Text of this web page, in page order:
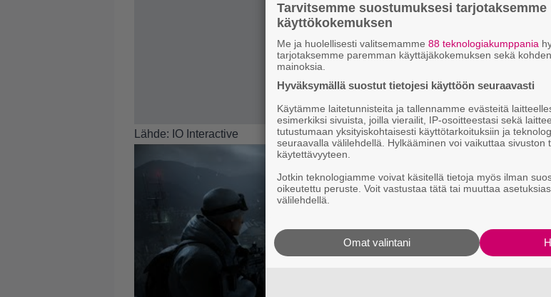
Lähde: IO Interactive
Tarvitsemme suostumuksesi
käyttökokemuksen
Me ja huolellisesti valitsemamme 88 teknologiakumppania
tarjotaksemme paremman käyttäjäkokemuksen sekä
mainoksia.
Hyväksymällä suostut tietojesi käyttöön seuraavasti
Käytämme laitetunnisteita ja tallennamme evästeitä
esimerkiksi sivuista, joilla vierailit, IP-osoitteestasi sekä
tutustumaan yksityiskohtaisesti käyttötarkoituksiin ja
seuraavalla välilehdellä. Hylkääminen voi vaikuttaa sivuston
käytettävyyteen.
Jotkin teknologiamme voivat käsitellä tietoja myös ilman
oikeutettu peruste. Voit vastustaa tätä tai muuttaa
välilehdellä.
Omat valintani